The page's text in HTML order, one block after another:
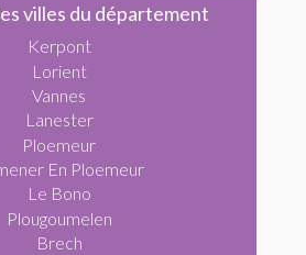
villes du département
Kerpont
Lorient
Vannes
Lanester
Ploemeur
En Ploemeur
Le Bono
Plougoumelen
Brech